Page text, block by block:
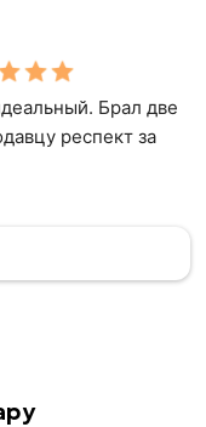
Брал две
респект за